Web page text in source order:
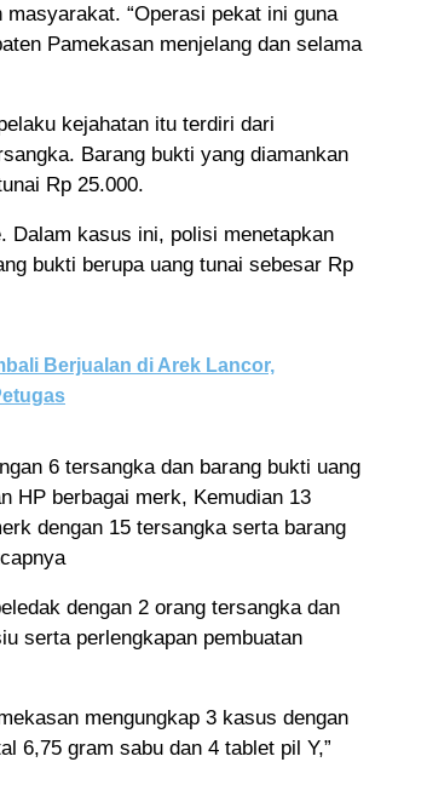
“Operasi pekat ini guna
Pamekasan menjelang dan selama
kejahatan itu terdiri dari
Barang bukti yang diamankan
Rp 25.000.
Dalam kasus ini, polisi menetapkan
bukti berupa uang tunai sebesar Rp
Berjualan di Arek Lancor,
6 tersangka dan barang bukti uang
HP berbagai merk, Kemudian 13
dengan 15 tersangka serta barang
dengan 2 orang tersangka dan
serta perlengkapan pembuatan
mengungkap 3 kasus dengan
6,75 gram sabu dan 4 tablet pil Y,”